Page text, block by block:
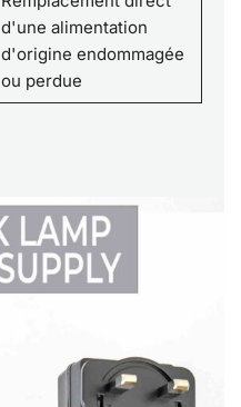
d'une alimentation
d'origine endommagée
ou perdue